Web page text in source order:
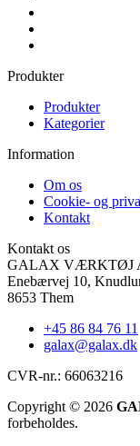
Produkter
Produkter
Kategorier
Information
Om os
Cookie- og
Kontakt
Kontakt os
GALAX VÆRKTØJ
Enebærvej 10,
8653 Them
+45 86 84 76 11
galax@galax.dk
CVR-nr.: 66063216
Copyright © 2026
forbeholdes.